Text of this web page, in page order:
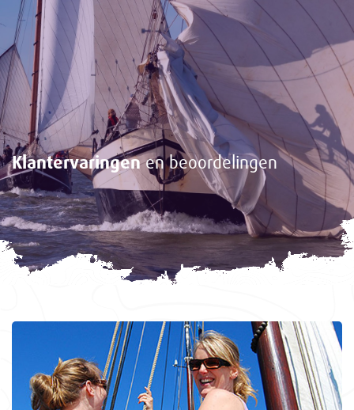
Klantervaringenen beoordelingen
9,6
Gasten
geven
ons een
3057